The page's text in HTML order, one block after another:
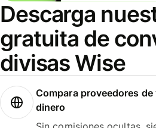
Descarga
gratuita de
divisas Wise
Compara proveedores
dinero